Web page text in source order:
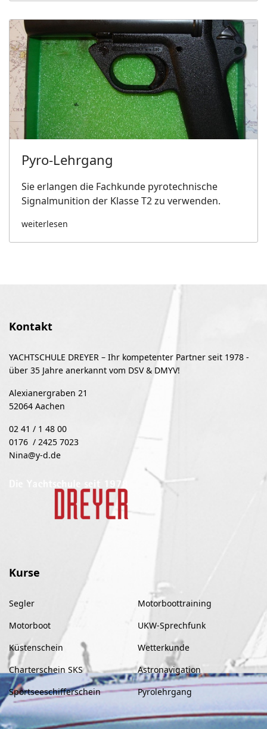
Pyro-Lehrgang
Sie erlangen die Fachkunde pyrotechnische
Signalmunition der Klasse T2 zu verwenden.
weiterlesen
Kontakt
YACHTSCHULE DREYER – Ihr kompetenter Partner seit 1978 -
über 35 Jahre anerkannt vom DSV & DMYV!
Alexianergraben 21
52064 Aachen
02 41 / 1 48 00
0176 / 2425 7023
Nina@y-d.de
Kurse
Segler
Motorboot
Küstenschein
Charterschein SKS
Sportseeschifferschein
Motorboottraining
UKW-Sprechfunk
Wetterkunde
Astronavigation
Pyrolehrgang